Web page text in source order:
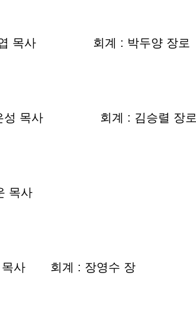
엽 목사 회계 : 박두양 장로
성 목사 회계 : 김승렬 장로
목사
사 회계 : 장영수 장